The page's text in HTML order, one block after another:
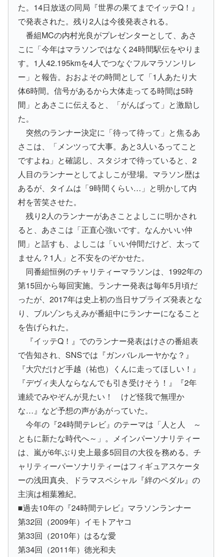
た。14日放送の同局『世界の果てまでイッテQ！』
で発表された。残り2人は今後発表される。
番組MCの内村光良がプレゼンターとして、あさ
こに「今年はマラソンではなく24時間駅伝をやりま
す。1人42.195kmを4人でつなぐフルマラソンリレ
ー」と報告。おおよその時間として「1人あたり大
体6時間。信号があるから大体走ってる時間は5時
間」とあさこに伝えると、「がんばって」と激励し
た。
突然のランナー決定に「待って待って」と焦るあ
さこは、「メンツって大事。あと3人いるってこと
ですよね」と確認し、スタジオで待っていると、2
人目のランナーとしてよしこが登場。マラソン歴は
あるが、タイムは「9時間くらい…」と明かして内
村を苦笑させた。
残り2人のランナーがあさことよしこに明かされ
ると、あさこは「正直心強いです。なんかいい仲
間」と話すも、よしこは「いい仲間だけど、太って
ません？1人」と不安をのぞかせた。
同番組恒例のチャリティーマラソンは、1992年の
第15回から毎回実施。ランナー発表は毎年5月頃だ
ったが、2017年は史上初の当日サプライズ発表とな
り、ブルゾンちえみが番組中にランナーになること
を告げられた。
『イッテQ！』でのランナー発表はけさの番組表
で告知され、SNSでは『ガンバレルーヤかな？』
『大穴だけど手越（祐也）くんに走ってほしい！』
『デヴィ夫人ならなんでも引き受けそう！』『2年
連続でみやぞんが見たい！ けど怪我で無理か
な…』など予想の声があがっていた。
今年の『24時間テレビ』のテーマは「人と人 ～
ともに新たな時代へ～」。メインパーソナリティー
は、嵐が6年ぶり史上最多5回目の大役を務める。チ
ャリティーパーソナリティーはフィギュアスケータ
ーの浅田真央、ドラマスペシャル『絆のペダル』の
主演は相葉雅紀。
■過去10年の『24時間テレビ』マラソンランナー
第32回（2009年）イモトアヤコ
第33回（2010年）はるな愛
第34回（2011年）徳光和夫